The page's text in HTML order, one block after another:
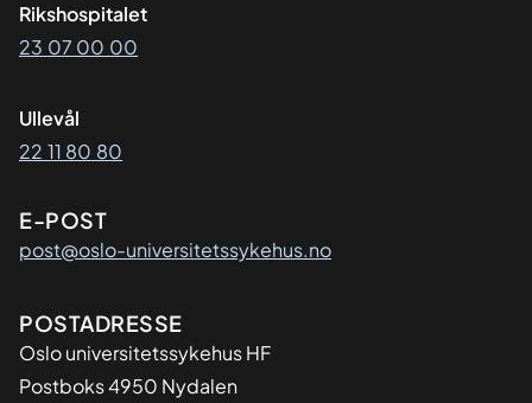
Rikshospitalet
23 07 00 00
Ullevål
22 11 80 80
E-POST
post@oslo-universitetssykehus.no
Adresse
POSTADRESSE
Oslo universitetssykehus HF
Postboks 4950 Nydalen